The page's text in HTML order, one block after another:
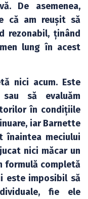
De asemenea,
că am reușit să
rezonabil, ținând
lung în acest
nici acum. Este
să evaluăm
în condițiile
iar Barnette
înaintea meciului
nici măcar un
formulă completă
este imposibil să
fie ele